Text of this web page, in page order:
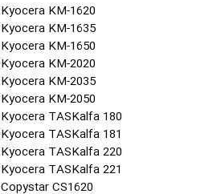
Kyocera KM-1620
Kyocera KM-1635
Kyocera KM-1650
Kyocera KM-2020
Kyocera KM-2035
Kyocera KM-2050
Kyocera TASKalfa 180
Kyocera TASKalfa 181
Kyocera TASKalfa 220
Kyocera TASKalfa 221
Copystar CS1620